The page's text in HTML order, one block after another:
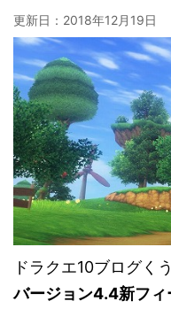
更新日： 2018年12月19日
ドラクエ10ブログく
バージョン4.4新フィ